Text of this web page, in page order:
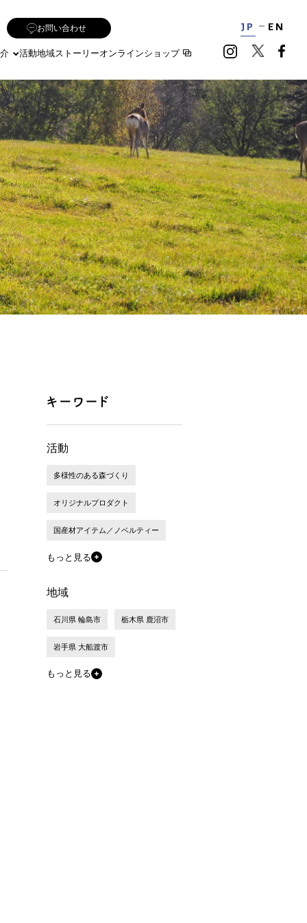
活動地域ストーリーオンラインショップ
お問い合わせ JP EN
活動
多様性のある森づくり
オリジナルプロダクト
国産材アイテム／ノベルティー
もっと見る
地域
石川県 輪島市 栃木県 鹿沼市
岩手県 大船渡市
もっと見る